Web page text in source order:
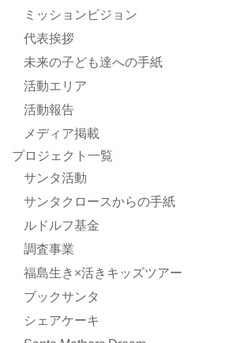
ミッションビジョン
代表挨拶
未来の子ども達への手紙
活動エリア
活動報告
メディア掲載
プロジェクト一覧
サンタ活動
サンタクロースからの手紙
ルドルフ基金
調査事業
福島生き×活きキッズツアー
ブックサンタ
シェアケーキ